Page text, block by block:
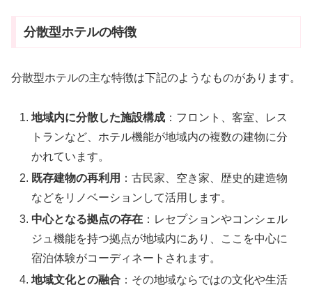
分散型ホテルの特徴
分散型ホテルの主な特徴は下記のようなものがあります。
地域内に分散した施設構成 ：フロント、客室、レス
トランなど、ホテル機能が地域内の複数の建物に分
かれています。
既存建物の再利用 ：古民家、空き家、歴史的建造物
などをリノベーションして活用します。
中心となる拠点の存在 ：レセプションやコンシェル
ジュ機能を持つ拠点が地域内にあり、ここを中心に
宿泊体験がコーディネートされます。
地域文化との融合 ：その地域ならではの文化や生活